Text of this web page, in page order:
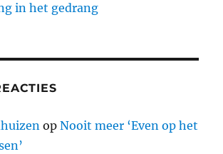
in het gedrang
opNooit meer ‘Even op het